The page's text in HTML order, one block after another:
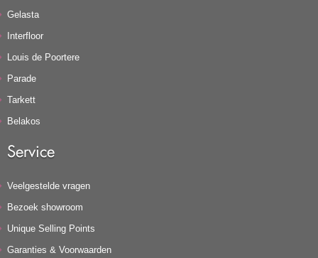
Gelasta
Interfloor
Louis de Poortere
Parade
Tarkett
Belakos
Service
Veelgestelde vragen
Bezoek showroom
Unique Selling Points
Garanties & Voorwaarden